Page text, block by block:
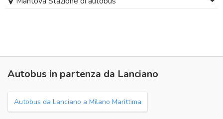
Autobus in partenza da Lanciano
Autobus da Lanciano a Milano Marittima